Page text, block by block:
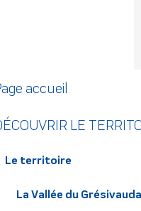
accueil
LE
Le territoire
La Vallée du
m2